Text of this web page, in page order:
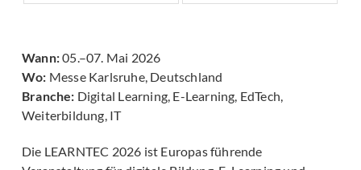
Wann:05.–07. Mai 2026
Wo: Messe Karlsruhe, Deutschland
Branche: Digital Learning, E-Learning, EdTech,
Weiterbildung, IT
Die LEARNTEC 2026 ist Europas führende